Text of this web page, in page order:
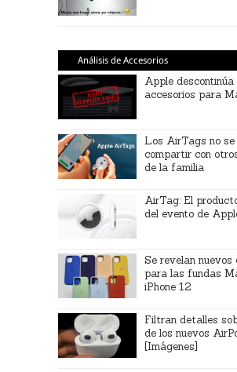
Análisis de Accesorios
Apple descontinúa
accesorios para
Los AirTags no se
compartir con
de la familia
AirTag: El
del evento de
Se revelan nuevos
para las fundas
iPhone 12
Filtran detalles
de los nuevos
[Imágenes]